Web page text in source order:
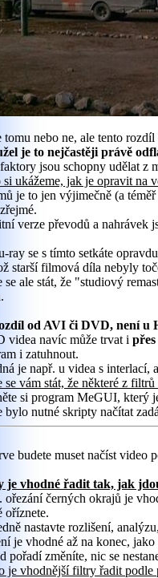
tomu nebo ne, ale tento
je to nejčastěji právě
jsou schopny udělat z
si ukážeme, jak je opravit na
je to jen výjimečně (a
verze převodů a nahrávek
ray se s tímto setkáte
starší filmová díla nebyly
se ale stát, že "studiový
od AVI či DVD, není u
videa navíc může trvat i
i zatuhnout.
je např. u videa s interlací,
se vám stát, že některé z
si program MeGUI, který
bylo nutné skripty načítat
budete muset načíst video
je vhodné řadit tak, jak
ořezání černých okrajů je
oříznete.
nastavte rozlišení,
je vhodné až na konec,
pořadí změníte, nic se
je vhodnější filtry řadit